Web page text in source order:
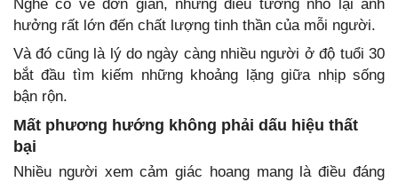
Nghe có vẻ đơn giản, nhưng điều tưởng nhỏ lại ảnh
hưởng rất lớn đến chất lượng tinh thần của mỗi người.
Và đó cũng là lý do ngày càng nhiều người ở độ tuổi 30
bắt đầu tìm kiếm những khoảng lặng giữa nhịp sống
bận rộn.
Mất phương hướng không phải dấu hiệu thất
bại
Nhiều người xem cảm giác hoang mang là điều đáng